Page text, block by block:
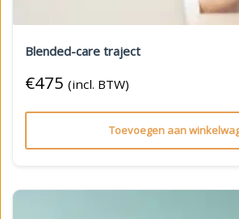
Blended-care traject
€475 (incl. BTW)
Toevoegen aan